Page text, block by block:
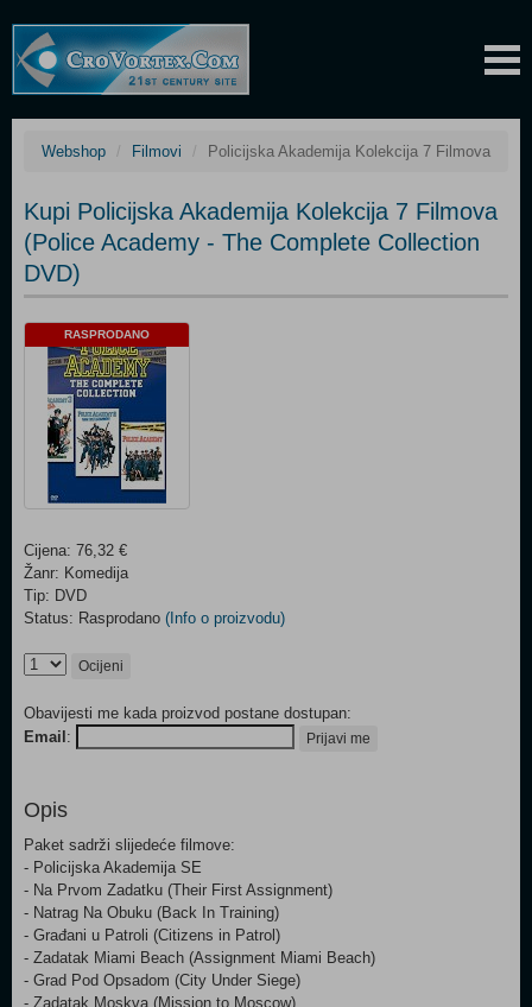
Webshop Filmovi Policijska Akademija Kolekcija 7 Filmova
Kupi Policijska Akademija Kolekcija 7 Filmova
(Police Academy - The Complete Collection
DVD)
RASPRODANO
Cijena: 76,32 €
Žanr: Komedija
Tip: DVD
Status: Rasprodano (Info o proizvodu)
Ocijeni
Obavijesti me kada proizvod postane dostupan:
Email : Prijavi me
Opis
Paket sadrži slijedeće filmove:
- Policijska Akademija SE
- Na Prvom Zadatku (Their First Assignment)
- Natrag Na Obuku (Back In Training)
- Građani u Patroli (Citizens in Patrol)
- Zadatak Miami Beach (Assignment Miami Beach)
- Grad Pod Opsadom (City Under Siege)
- Zadatak Moskva (Mission to Moscow)